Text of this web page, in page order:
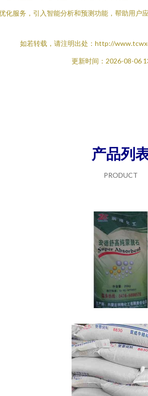
化服务，引入智能分析和预测功能，帮助用
如若转载，请注明出处：http://
更新时间：2026-08-06
产品列
PRODUCT